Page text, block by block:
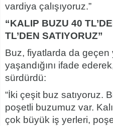
vardiya çalışıyoruz.”
“KALIP BUZU 40
TL’DEN SATIYORUZ”
Buz, fiyatlarda da geçen
yaşandığını ifade
sürdürdü:
“İki çeşit buz satıyoruz.
poşetli buzumuz var.
çok büyük iş yerleri,